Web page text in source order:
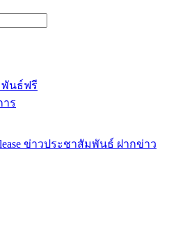
พันธ์ฟรี
าร
ข่าวประชาสัมพันธ์ ฝากข่าว